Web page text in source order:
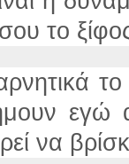
το
να